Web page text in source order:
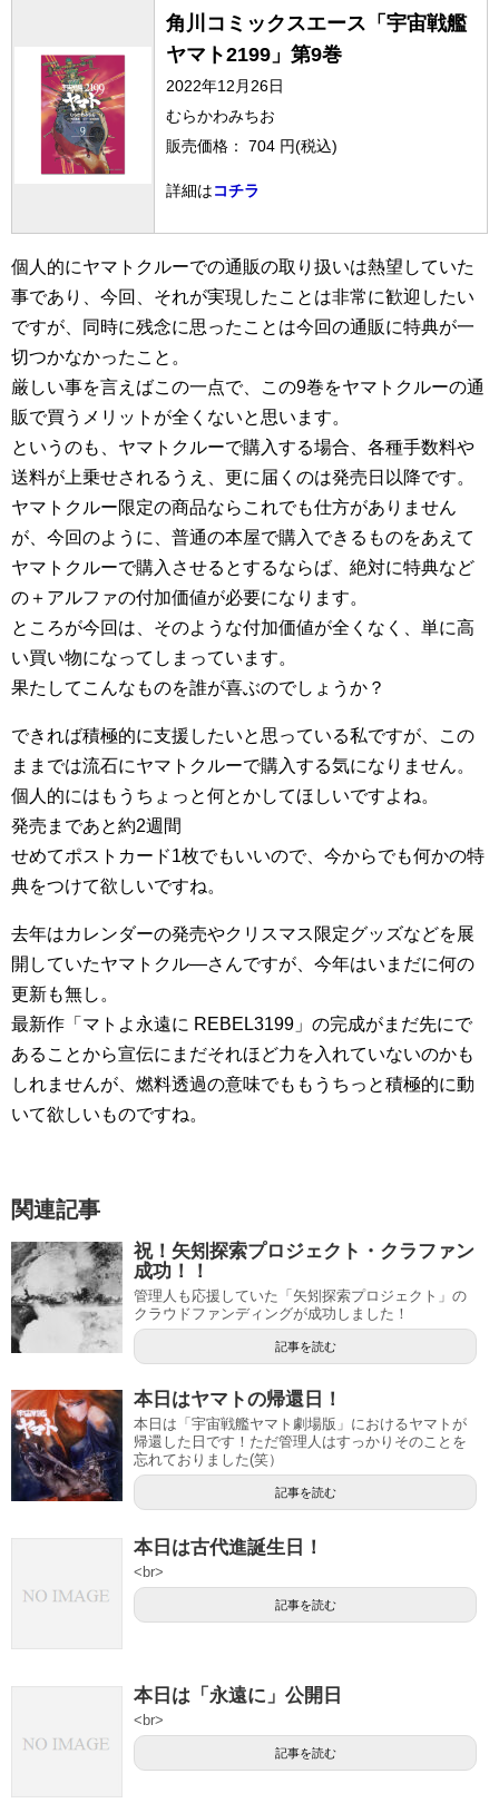
角川コミックスエース「宇宙戦艦
ヤマト2199」第9巻
2022年12月26日
むらかわみちお
販売価格： 704 円(税込)
詳細は コチラ
個人的にヤマトクルーでの通販の取り扱いは熱望していた
事であり、今回、それが実現したことは非常に歓迎したい
ですが、同時に残念に思ったことは今回の通販に特典が一
切つかなかったこと。
厳しい事を言えばこの一点で、この9巻をヤマトクルーの通
販で買うメリットが全くないと思います。
というのも、ヤマトクルーで購入する場合、各種手数料や
送料が上乗せされるうえ、更に届くのは発売日以降です。
ヤマトクルー限定の商品ならこれでも仕方がありません
が、今回のように、普通の本屋で購入できるものをあえて
ヤマトクルーで購入させるとするならば、絶対に特典など
の＋アルファの付加価値が必要になります。
ところが今回は、そのような付加価値が全くなく、単に高
い買い物になってしまっています。
果たしてこんなものを誰が喜ぶのでしょうか？
できれば積極的に支援したいと思っている私ですが、この
ままでは流石にヤマトクルーで購入する気になりません。
個人的にはもうちょっと何とかしてほしいですよね。
発売まであと約2週間
せめてポストカード1枚でもいいので、今からでも何かの特
典をつけて欲しいですね。
去年はカレンダーの発売やクリスマス限定グッズなどを展
開していたヤマトクル―さんですが、今年はいまだに何の
更新も無し。
最新作「マトよ永遠に REBEL3199」の完成がまだ先にで
あることから宣伝にまだそれほど力を入れていないのかも
しれませんが、燃料透過の意味でももうちっと積極的に動
いて欲しいものですね。
関連記事
祝！矢矧探索プロジェクト・クラファン
成功！！
管理人も応援していた「矢矧探索プロジェクト」の
クラウドファンディングが成功しました！
記事を読む
本日はヤマトの帰還日！
本日は「宇宙戦艦ヤマト劇場版」におけるヤマトが
帰還した日です！ただ管理人はすっかりそのことを
忘れておりました(笑）
記事を読む
本日は古代進誕生日！
<br>
記事を読む
本日は「永遠に」公開日
<br>
記事を読む